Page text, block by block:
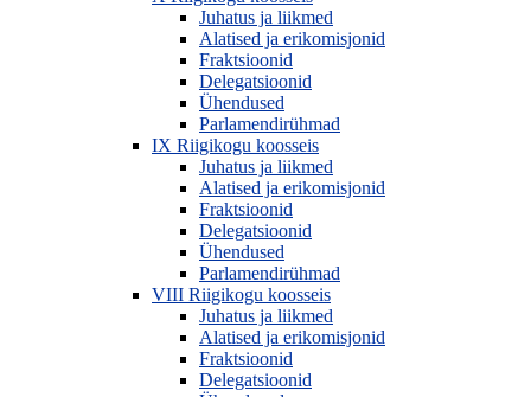
Juhatus ja liikmed
Alatised ja erikomisjonid
Fraktsioonid
Delegatsioonid
Ühendused
Parlamendirühmad
IX Riigikogu koosseis
Juhatus ja liikmed
Alatised ja erikomisjonid
Fraktsioonid
Delegatsioonid
Ühendused
Parlamendirühmad
VIII Riigikogu koosseis
Juhatus ja liikmed
Alatised ja erikomisjonid
Fraktsioonid
Delegatsioonid